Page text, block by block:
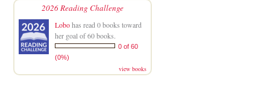
2026 Reading Challenge
Lobohas read 0 books toward
her goal of 60 books.
0 of 60
(0%)
view books